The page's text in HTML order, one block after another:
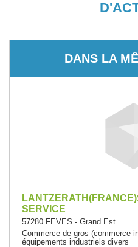
DANS LA
SERVICE
57280 FEVES - Grand Est
Commerce de gros (commerce
équipements industriels divers